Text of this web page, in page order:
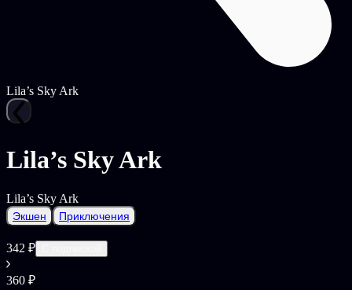
Lila’s Sky Ark
Lila’s Sky Ark
Lila’s Sky Ark
Экшен Приключения
342 ₽
360 ₽